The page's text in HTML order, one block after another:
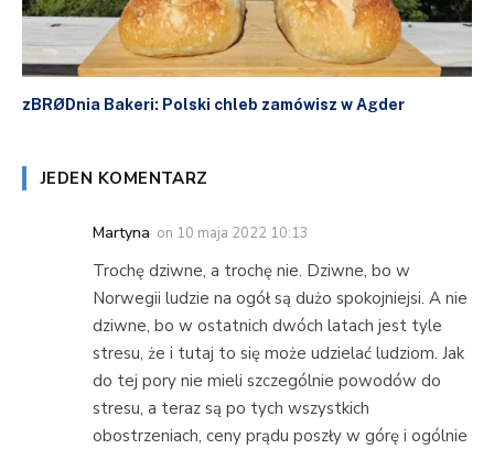
zBRØDnia Bakeri: Polski chleb zamówisz w Agder
JEDEN KOMENTARZ
Martyna on 10 maja 2022 10:13
Trochę dziwne, a trochę nie. Dziwne, bo w
Norwegii ludzie na ogół są dużo spokojniejsi. A nie
dziwne, bo w ostatnich dwóch latach jest tyle
stresu, że i tutaj to się może udzielać ludziom. Jak
do tej pory nie mieli szczególnie powodów do
stresu, a teraz są po tych wszystkich
obostrzeniach, ceny prądu poszły w górę i ogólnie